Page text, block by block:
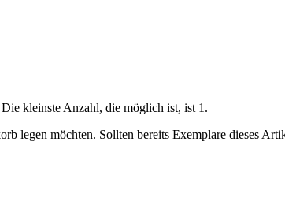
kleinste Anzahl, die möglich ist, ist 1.
legen möchten. Sollten bereits Exemplare dieses